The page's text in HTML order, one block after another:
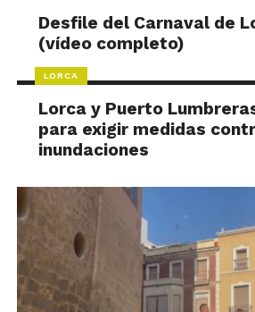
Desfile del Carnaval de
(vídeo completo)
LORCA
Lorca y Puerto
para exigir medidas
inundaciones